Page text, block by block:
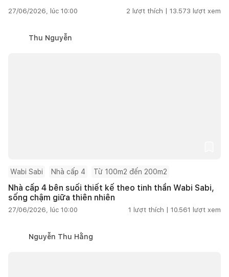
27/06/2026, lúc 10:00 2 lượt thích | 13.573 lượt xem
Thu Nguyễn
Wabi Sabi Nhà cấp 4 Từ 100m2 đến 200m2
Nhà cấp 4 bên suối thiết kế theo tinh thần Wabi Sabi,
sống chậm giữa thiên nhiên
27/06/2026, lúc 10:00 1 lượt thích | 10.561 lượt xem
Nguyễn Thu Hằng